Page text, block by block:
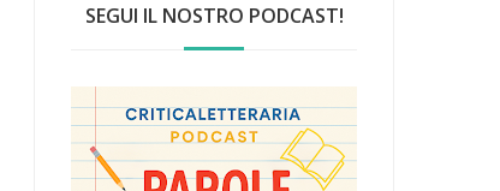
SEGUI IL NOSTRO PODCAST!